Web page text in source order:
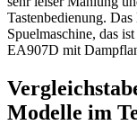
Tastenbedienung.
Spuelmaschine, das
EA907D mit
Modelle im